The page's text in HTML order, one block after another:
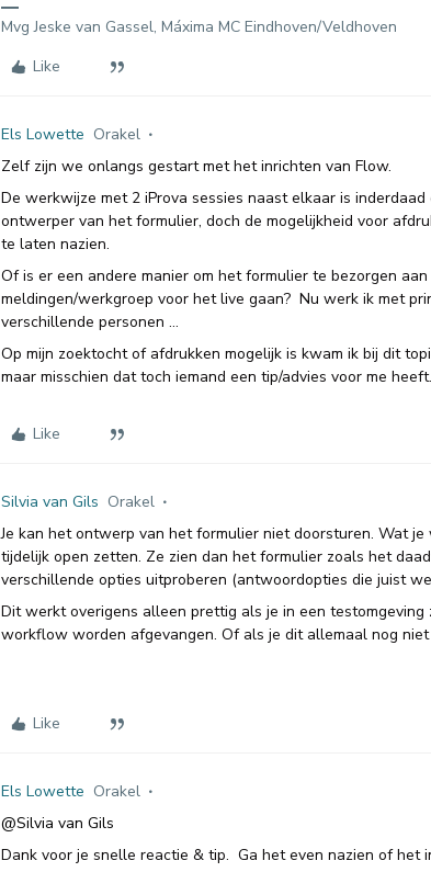
Mvg Jeske van Gassel, Máxima MC Eindhoven/Veldhoven
Like
Els Lowette Orakel
Zelf zijn we onlangs gestart met het inrichten van Flow.
De werkwijze met 2 iProva sessies naast elkaar is
ontwerper van het formulier, doch de mogelijkheid voor
te laten nazien.
Of is er een andere manier om het formulier te bezorgen
meldingen/werkgroep voor het live gaan? Nu werk ik met
verschillende personen …
Op mijn zoektocht of afdrukken mogelijk is kwam ik bij dit
maar misschien dat toch iemand een tip/advies voor me heeft.
Like
Silvia van Gils Orakel
Je kan het ontwerp van het formulier niet doorsturen. Wat
tijdelijk open zetten. Ze zien dan het formulier zoals het
verschillende opties uitproberen (antwoordopties die juist
Dit werkt overigens alleen prettig als je in een testomgeving
workflow worden afgevangen. Of als je dit allemaal nog
Like
Els Lowette Orakel
@Silvia van Gils
Dank voor je snelle reactie & tip. Ga het even nazien of het